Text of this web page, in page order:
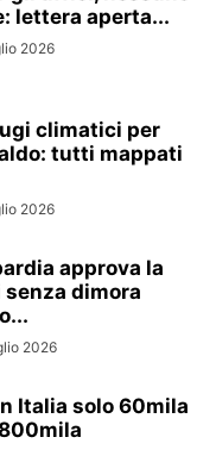
lettera aperta...
2026
climatici per
tutti mappati
2026
approva la
senza dimora
2026
Italia solo 60mila